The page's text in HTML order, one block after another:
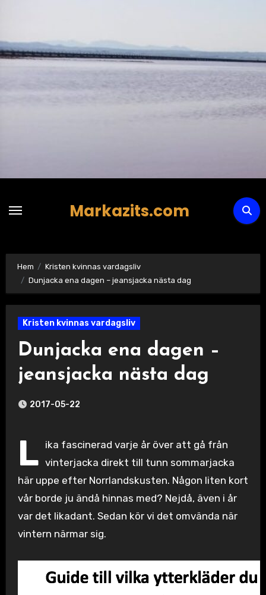
innehåll
Markazits.com
Hem
Kristen kvinnas vardagsliv
Dunjacka ena dagen – jeansjacka nästa dag
Kristen kvinnas vardagsliv
Dunjacka ena dagen –
jeansjacka nästa dag
2017-05-22
L ika fascinerad varje år över att gå från
vinterjacka direkt till tunn sommarjacka
här uppe efter Norrlandskusten. Någon liten kort
vår borde ju ändå hinnas med? Nejdå, även i år
var det likadant. Sedan kör vi det omvända när
vintern närmar sig.